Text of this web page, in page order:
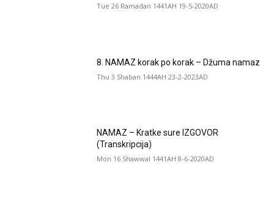
Tue 26 Ramadan 1441AH 19-5-2020AD
8. NAMAZ korak po korak – Džuma namaz
Thu 3 Shaban 1444AH 23-2-2023AD
NAMAZ – Kratke sure IZGOVOR
(Transkripcija)
Mon 16 Shawwal 1441AH 8-6-2020AD